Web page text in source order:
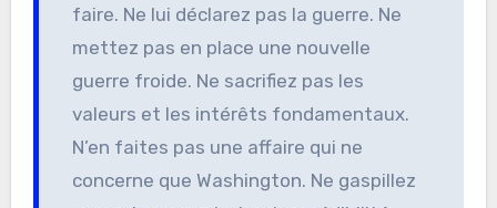
faire. Ne lui déclarez pas la guerre. Ne
mettez pas en place une nouvelle
guerre froide. Ne sacrifiez pas les
valeurs et les intérêts fondamentaux.
N’en faites pas une affaire qui ne
concerne que Washington. Ne gaspillez